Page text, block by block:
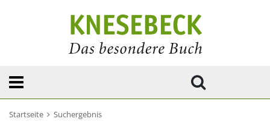
Startseite Suchergebnis